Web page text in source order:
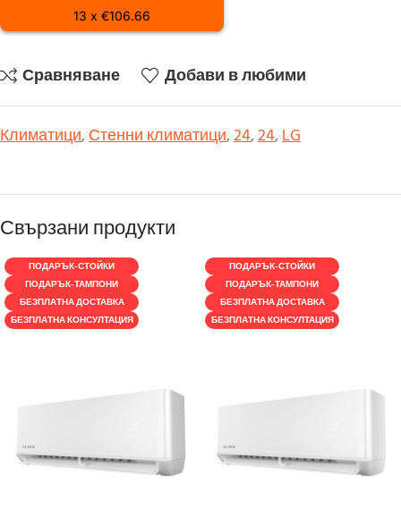
13 x €106.66
Сравняване Добави в любими
Климатици,Стенни климатици,24,24,LG
Свързани продукти
ПОДАРЪК-СТОЙКИ
ПОДАРЪК-ТАМПОНИ
БЕЗПЛАТНА ДОСТАВКА
БЕЗПЛАТНА КОНСУЛТАЦИЯ
ПОДАРЪК-СТОЙКИ
ПОДАРЪК-ТАМПОНИ
БЕЗПЛАТНА ДОСТАВКА
БЕЗПЛАТНА КОНСУЛТАЦИЯ